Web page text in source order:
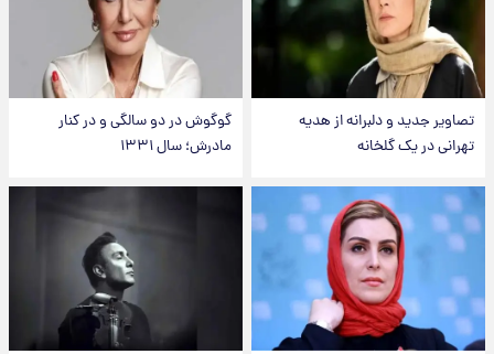
تصاویر جدید و دلبرانه از هدیه
تهرانی در یک گلخانه
گوگوش در دو سالگی و در کنار
مادرش؛ سال ۱۳۳۱